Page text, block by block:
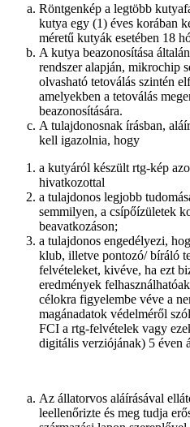
Röntgenkép a legtöbb
kutya egy (1) éves korában
méretű kutyák esetében 18
A kutya beazonosítása
rendszer alapján, mikrochip
olvasható tetoválás szintén
amelyekben a tetoválás
beazonosítására.
A tulajdonosnak írásban,
kell igazolnia, hogy
a kutyáról készült rtg-kép
hivatkozottal
a tulajdonos legjobb
semmilyen, a csípőízületek
beavatkozáson;
a tulajdonos engedélyezi,
klub, illetve pontozó/ bíráló
felvételeket, kivéve, ha ezt
eredmények
célokra figyelembe véve a
magánadatok védelméről
FCI a rtg-felvételek vagy
digitális verziójának) 5 éven
Az állatorvos aláírásával
leellenőrizte és meg tudja